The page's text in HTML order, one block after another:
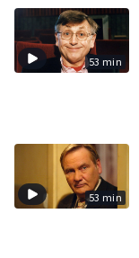
53 min
53 min